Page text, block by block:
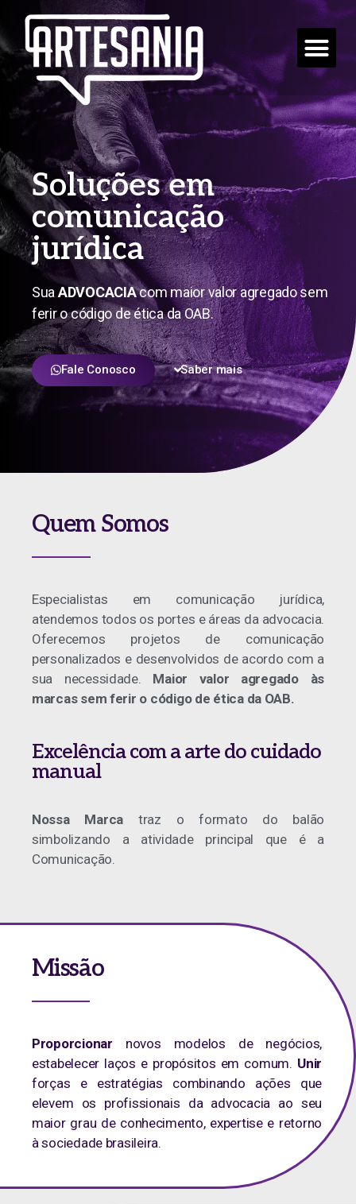
Soluções em
comunicação
jurídica
Sua ADVOCACIAcom maior valor agregado sem
ferir o código de ética da OAB.
Fale Conosco Saber mais
Quem Somos
Especialistas em comunicação jurídica,
atendemos todos os portes e áreas da advocacia.
Oferecemos projetos de comunicação
personalizados e desenvolvidos de acordo com a
sua necessidade. Maior valor agregado às
marcas sem ferir o código de ética da OAB.
Excelência com a arte do cuidado
manual
Nossa Marca traz o formato do balão
simbolizando a atividade principal que é a
Comunicação.
Missão
Proporcionar novos modelos de negócios,
estabelecer laços e propósitos em comum. Unir
forças e estratégias combinando ações que
elevem os profissionais da advocacia ao seu
maior grau de conhecimento, expertise e retorno
à sociedade brasileira.